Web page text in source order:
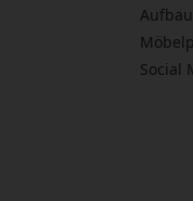
Social